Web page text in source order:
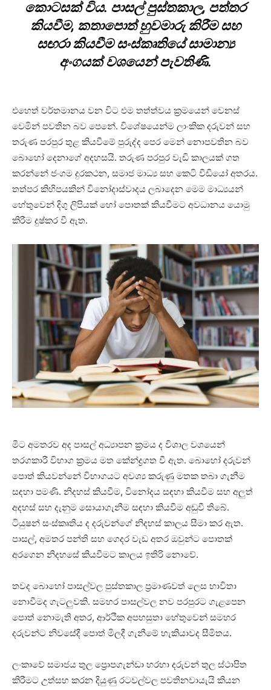
කොටසක් විය. පාසල් පුස්තකාල, පත්තර
කියවීම, කතාපොත් හුවමාරු කිරීම සහ
සඟරා කියවීම සංස්කෘතියේ සාමාන්‍ය
අංගයක් වශයෙන් පැවතිණි.
එහෙත් වර්තමානය වන විට එම තත්ත්වය ක්‍රමයෙන් වෙනස්
වෙමින් පවතින බව පෙනේ. විශේෂයෙන්ම ලාංකික දරුවන් සහ
තරුණ පරපුර තුළ කියවීමේ පුරුද්ද පෙර මෙන් නොපවතින බව
බොහෝ දෙනාගේ අදහසයි. තරුණ පරපුර වැඩි කාලයක් ගත
කරන්නේ ජංගම දුරකථන, සමාජ මාධ්‍ය සහ කෙටි වීඩියෝ අතරය.
තත්පර කිහිපයකින් විනෝදාස්වාදය ලබාදෙන මෙම මාධ්‍යයන්
හේතුවෙන් දිගු ලිපියක් හෝ පොතක් කියවීමට අවධානය යොමු
කිරීම දුෂ්කර වී ඇත.
මීට අමතරව අද පාසල් අධ්‍යාපන ක්‍රමය ද විශාල වශයෙන්
තරගකාරී විභාග ක්‍රමය මත කේන්ද්‍රගත වී ඇත. බොහෝ දරුවන්
පොත් කියවන්නේ විභාගයට අවශ්‍ය කරුණු මතක තබා ගැනීම
සඳහා පමණි. නිදහස් කියවීම, විනෝදය සඳහා කියවීම සහ අලුත්
අදහස් සහ දැනුම සොයාගැනීම සඳහා කියවීම අඩුවී තිබේ.
ටියුෂන් සංස්කෘතිය ද දරුවන්ගේ නිදහස් කාලය සීමා කර ඇත.
පාසල්, අමතර පන්ති සහ ගෙදර වැඩ අතර ඔවුන්ට පොතක්
අරගෙන නිදහසේ කියවීමට කාලය ඉතිරි නොවේ.
තවද බොහෝ පාසල්වල පුස්තකාල ප්‍රමාණවත් ලෙස භාවිතා
නොවීමද ගැටලුවකි. සමහර පාසල්වල නව පරපුරට ගැළපෙන
පොත් නොමැති අතර, ආර්ථික අපහසුතා හේතුවෙන් සමහර
දරුවන්ට නිවසේදී පොත් මිලදී ගැනීමේ හැකියාවද සීමිතය.
ලංකාවේ සමාජය තුල ප්‍රොපගැන්ඩා හරහා දරුවන් තුල ස්ථාපිත
කිරීමට උත්සහ කරන දියුණු රටවල්වල පවතිනවායැයි කියන